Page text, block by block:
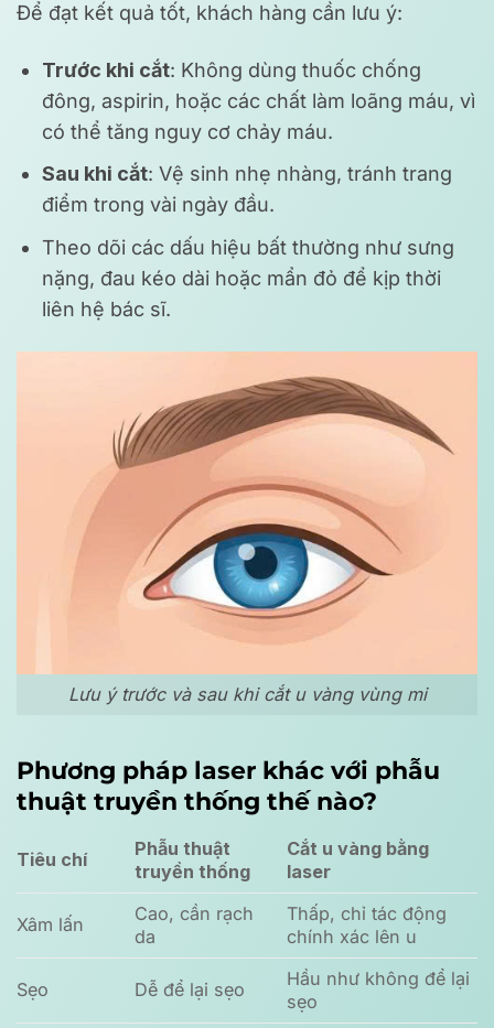
Để đạt kết quả tốt, khách hàng cần lưu ý:
Trước khi cắt: Không dùng thuốc chống
đông, aspirin, hoặc các chất làm loãng máu, vì
có thể tăng nguy cơ chảy máu.
Sau khi cắt: Vệ sinh nhẹ nhàng, tránh trang
điểm trong vài ngày đầu.
Theo dõi các dấu hiệu bất thường như sưng
nặng, đau kéo dài hoặc mẩn đỏ để kịp thời
liên hệ bác sĩ.
Lưu ý trước và sau khi cắt u vàng vùng mi
Phương pháp laser khác với phẫu
thuật truyền thống thế nào?
Tiêu chí
Phẫu thuật
truyền thống
Cắt u vàng bằng
laser
Xâm lấn
Cao, cần rạch
da
Thấp, chỉ tác động
chính xác lên u
Sẹo Dễ để lại sẹo
Hầu như không để lại
sẹo